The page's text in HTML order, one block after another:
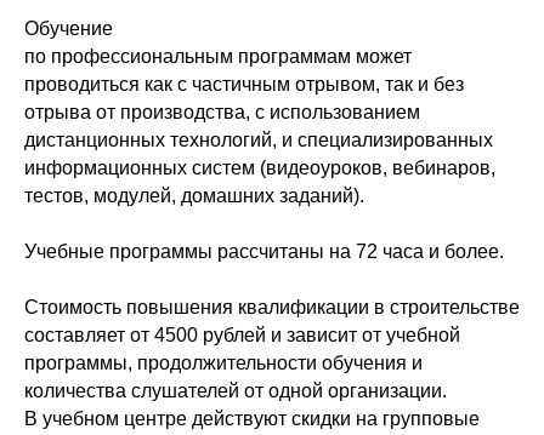
Обучение
по профессиональным программам может
проводиться как с частичным отрывом, так и без
отрыва от производства, с использованием
дистанционных технологий, и специализированных
информационных систем (видеоуроков, вебинаров,
тестов, модулей, домашних заданий).
Учебные программы рассчитаны на 72 часа и более.
Стоимость повышения квалификации в строительстве
составляет от 4500 рублей и зависит от учебной
программы, продолжительности обучения и
количества слушателей от одной организации.
В учебном центре действуют скидки на групповые